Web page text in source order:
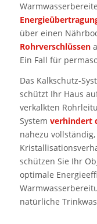
über einen
Rohrverschlüssen
Ein Fall für
Das Kalkschutz-
schützt Ihr Haus
verkalkten
System verhindert
nahezu
schützen Sie Ihr
optimale
natürliche